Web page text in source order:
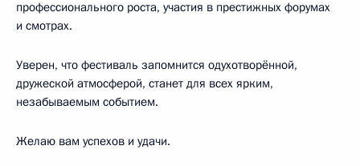
профессионального роста, участия в престижных форумах
и смотрах.
Уверен, что фестиваль запомнится одухотворённой,
дружеской атмосферой, станет для всех ярким,
незабываемым событием.
Желаю вам успехов и удачи.